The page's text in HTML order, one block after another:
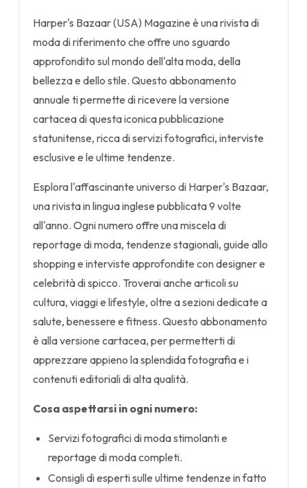
Harper's Bazaar (USA) Magazine è una rivista di
moda di riferimento che offre uno sguardo
approfondito sul mondo dell'alta moda, della
bellezza e dello stile. Questo abbonamento
annuale ti permette di ricevere la versione
cartacea di questa iconica pubblicazione
statunitense, ricca di servizi fotografici, interviste
esclusive e le ultime tendenze.
Esplora l'affascinante universo di Harper's Bazaar,
una rivista in lingua inglese pubblicata 9 volte
all'anno. Ogni numero offre una miscela di
reportage di moda, tendenze stagionali, guide allo
shopping e interviste approfondite con designer e
celebrità di spicco. Troverai anche articoli su
cultura, viaggi e lifestyle, oltre a sezioni dedicate a
salute, benessere e fitness. Questo abbonamento
è alla versione cartacea, per permetterti di
apprezzare appieno la splendida fotografia e i
contenuti editoriali di alta qualità.
Cosa aspettarsi in ogni numero:
Servizi fotografici di moda stimolanti e
reportage di moda completi.
Consigli di esperti sulle ultime tendenze in fatto